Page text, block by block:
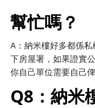
幫忙嗎？
A：納米樓好多都係
下房屋署，如果證實
你自己單位需要自己俾
Q8：納米